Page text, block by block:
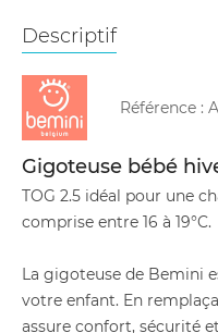
Descriptif
Référence :
Gigoteuse bébé
TOG 2.5 idéal pour une
comprise entre 16 à 19°C.
La gigoteuse de Bemini
votre enfant. En
assure confort, sécurité